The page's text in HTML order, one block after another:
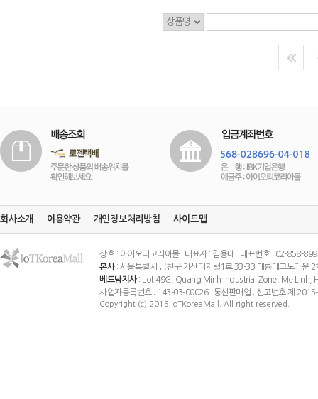
회사소개 이용약관 개인정보처리방침 사이트맵
상호 : 아이오티코리아몰 대표자 : 김용대 대표번호 : 02-858-
본사: 서울특별시 금천구 가산디지털1로 33-33 대륭테크노타운
베트남지사: Lot 49G, Quang Minh Industrial Zone, Me Linh,
사업자등록번호 : 143-03-00026 통신판매업 : 신고번호 제
Copyright (c) 2015 IoTKoreaMall. All right reserved.